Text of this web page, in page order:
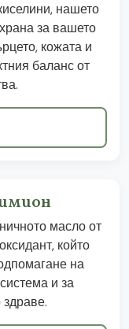
нашето
за вашето
кожата и
баланс от
масло от
който
на
и за